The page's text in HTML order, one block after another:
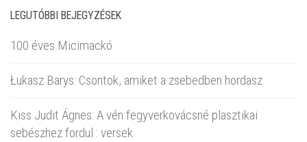
LEGUTÓBBI BEJEGYZÉSEK
100 éves Micimackó
Łukasz Barys: Csontok, amiket a zsebedben hordasz
Kiss Judit Ágnes: A vén fegyverkovácsné plasztikai
sebészhez fordul : versek